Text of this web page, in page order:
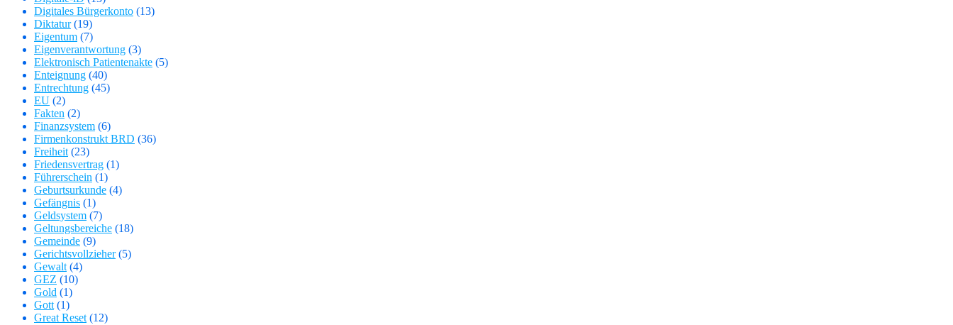
Digitales Bürgerkonto (13)
Diktatur(19)
Eigentum (7)
Eigenverantwortung (3)
Elektronisch Patientenakte (5)
Enteignung (40)
Entrechtung (45)
EU (2)
Fakten (2)
Finanzsystem (6)
Firmenkonstrukt BRD (36)
Freiheit (23)
Friedensvertrag (1)
Führerschein (1)
Geburtsurkunde (4)
Gefängnis (1)
Geldsystem (7)
Geltungsbereiche (18)
Gemeinde (9)
Gerichtsvollzieher(5)
Gewalt (4)
GEZ (10)
Gold (1)
Gott (1)
Great Reset (12)